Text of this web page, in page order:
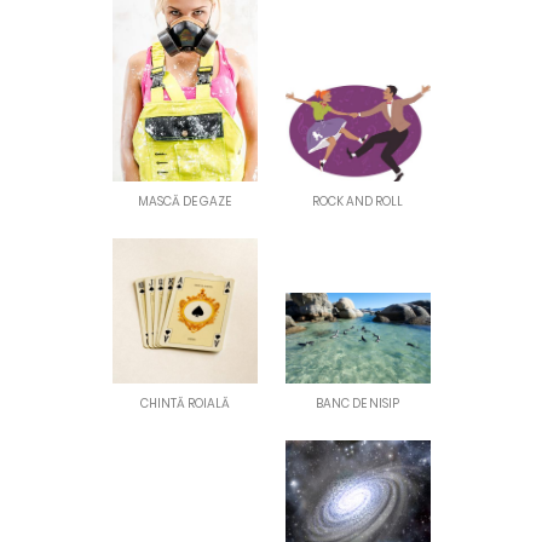
MASCĂ DE GAZE ROCK AND ROLL
CHINTĂ ROIALĂ BANC DE NISIP